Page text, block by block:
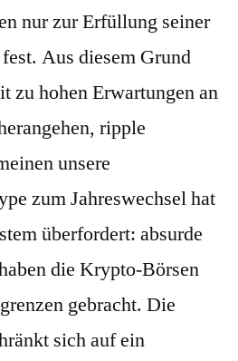
nur zur Erfüllung seiner
Aus diesem Grund
zu hohen Erwartungen an
ripple
unsere
zum Jahreswechsel hat
überfordert: absurde
die Krypto-Börsen
gebracht. Die
sich auf ein